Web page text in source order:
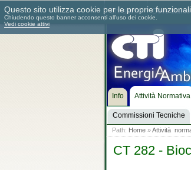
Chi siamo Dove siamo
Info Attività Normativa
Commissioni Tecniche
Path: Home»Attività
CT 282 -
Questo sito utilizza cookie per le proprie
Chiudendo questo banner acconsenti all'uso dei cookie.
Vedi cookie attivi